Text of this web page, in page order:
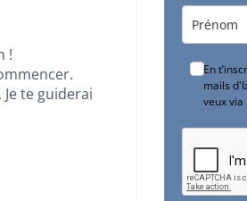
!
te guiderai
En
mails
veux via